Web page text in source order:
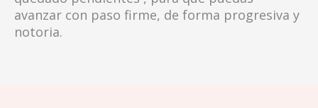
avanzar con paso firme, de forma progresiva y
notoria.